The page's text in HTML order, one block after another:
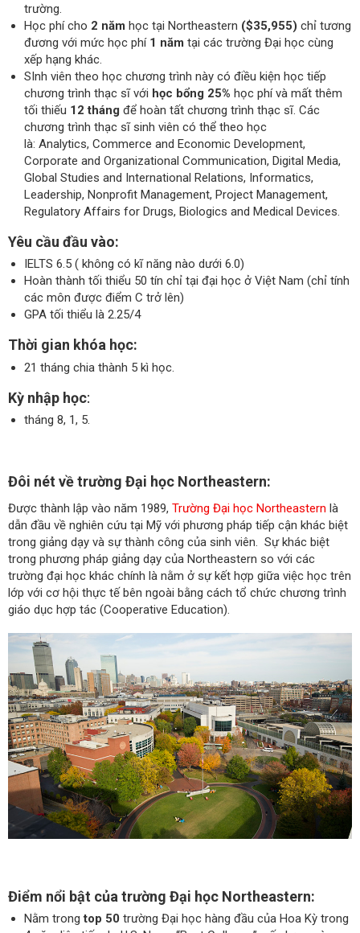
trường.
Học phí cho 2 năm học tại Northeastern ($35,955) chỉ tương
đương với mức học phí 1 năm tại các trường Đại học cùng
xếp hạng khác.
SInh viên theo học chương trình này có điều kiện học tiếp
chương trình thạc sĩ với học bổng 25% học phí và mất thêm
tối thiếu 12 tháng để hoàn tất chương trình thạc sĩ. Các
chương trình thạc sĩ sinh viên có thể theo học
là: Analytics, Commerce and Economic Development,
Corporate and Organizational Communication, Digital Media,
Global Studies and International Relations, Informatics,
Leadership, Nonprofit Management, Project Management,
Regulatory Affairs for Drugs, Biologics and Medical Devices.
Yêu cầu đầu vào:
IELTS 6.5 ( không có kĩ năng nào dưới 6.0)
Hoàn thành tối thiểu 50 tín chỉ tại đại học ở Việt Nam (chỉ tính
các môn được điểm C trở lên)
GPA tối thiểu là 2.25/4
Thời gian khóa học:
21 tháng chia thành 5 kì học.
Kỳ nhập học:
tháng 8, 1, 5.
Đôi nét về trường Đại học Northeastern:
Được thành lập vào năm 1989, Trường Đại học Northeastern là
dẫn đầu về nghiên cứu tại Mỹ với phương pháp tiếp cận khác biệt
trong giảng dạy và sự thành công của sinh viên. Sự khác biệt
trong phương pháp giảng dạy của Northeastern so với các
trường đại học khác chính là nằm ở sự kết hợp giữa việc học trên
lớp với cơ hội thực tế bên ngoài bằng cách tổ chức chương trình
giáo dục hợp tác (Cooperative Education).
Điểm nổi bật của trường Đại học Northeastern:
Nằm trong top 50 trường Đại học hàng đầu của Hoa Kỳ trong